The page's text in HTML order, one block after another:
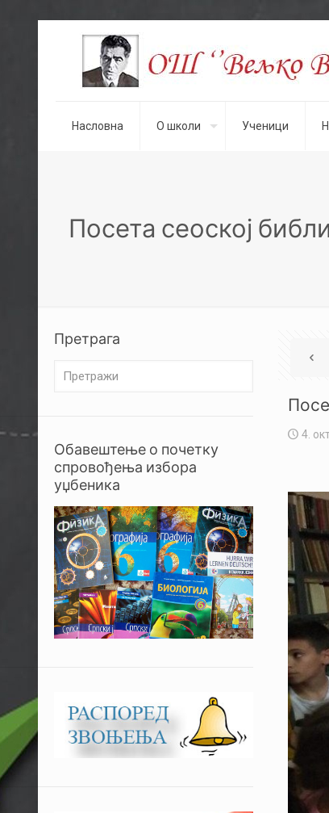
Насловна О школи Ученици
Посета сеоској
4.
Претрага
Обавештење о почетку
спровођења избора
уџбеника